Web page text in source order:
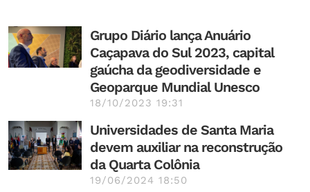
Grupo Diário lança Anuário
Caçapava do Sul 2023, capital
gaúcha da geodiversidade e
Geoparque Mundial Unesco
18/10/2023 19:31
Universidades de Santa Maria
devem auxiliar na reconstrução
da Quarta Colônia
19/06/2024 18:50